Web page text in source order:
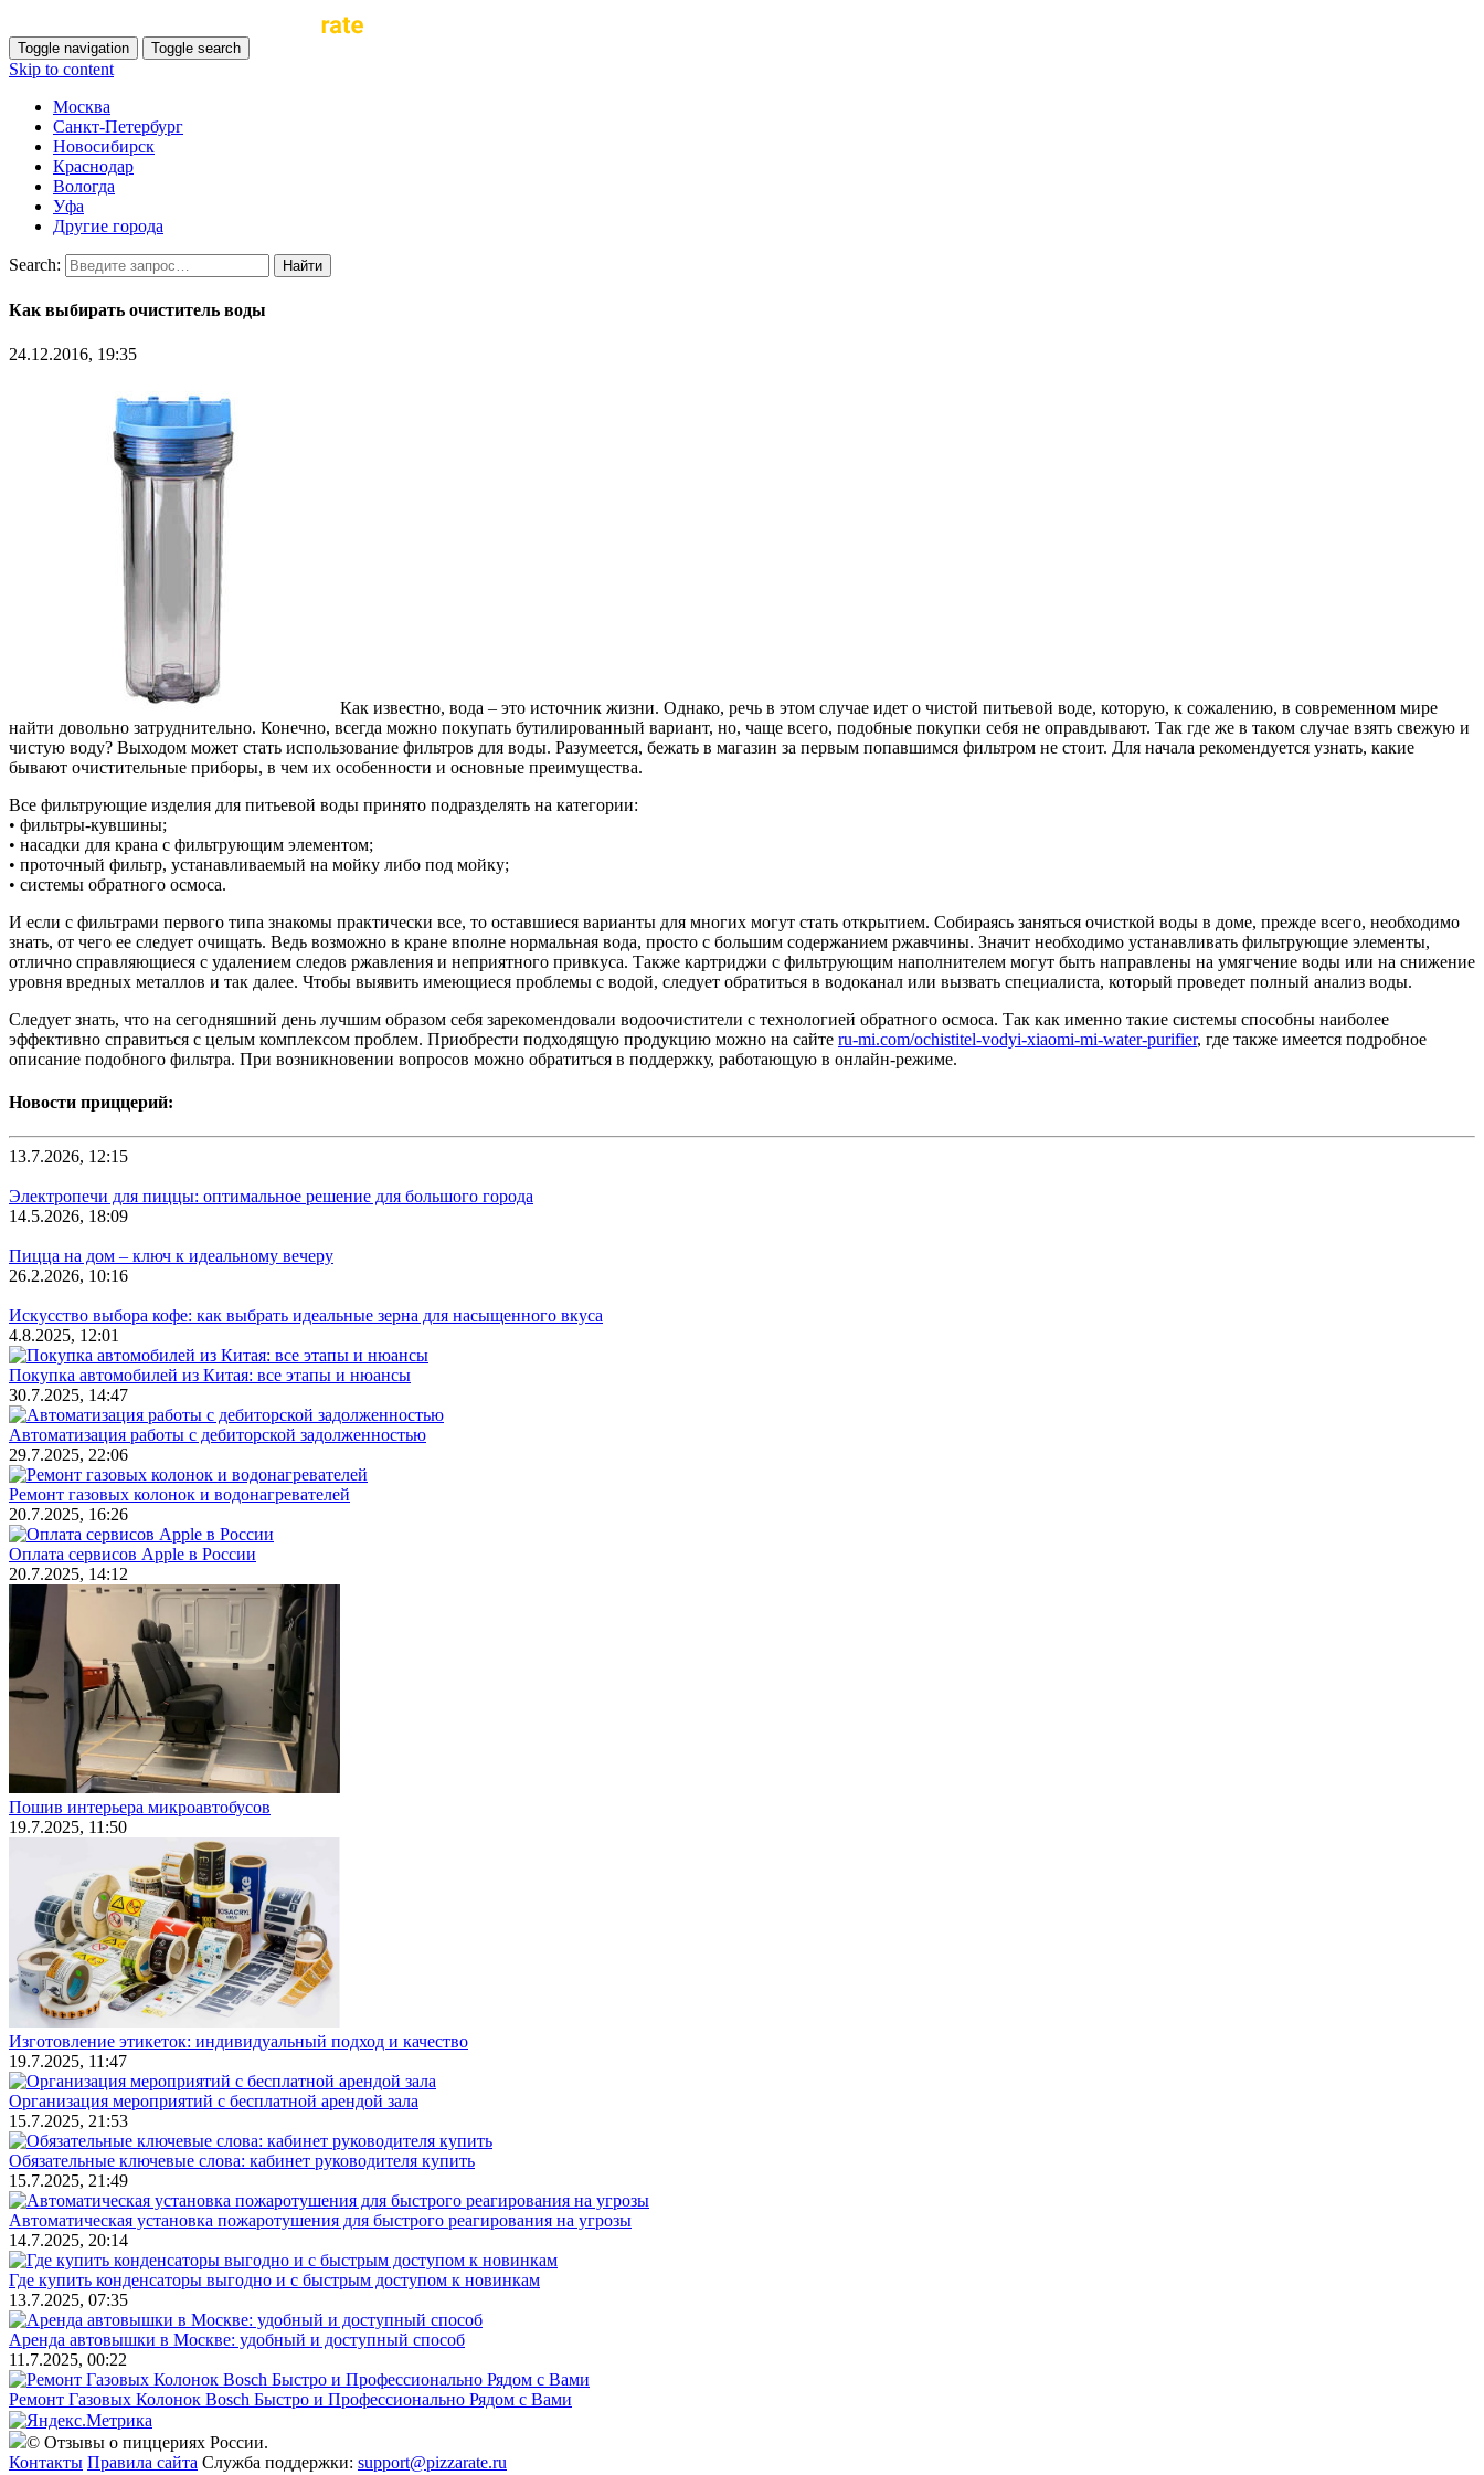
Toggle navigation Toggle search
Skip to content
Москва
Санкт-Петербург
Новосибирск
Краснодар
Вологда
Уфа
Другие города
Search:
Как выбирать очиститель воды
24.12.2016, 19:35
Как известно, вода – это источник жизни. Однако, речь в этом случае идет о чистой питьевой воде, которую, к сожалению, в современном мире
найти довольно затруднительно. Конечно, всегда можно покупать бутилированный вариант, но, чаще всего, подобные покупки себя не оправдывают. Так где же в таком случае взять свежую и
чистую воду? Выходом может стать использование фильтров для воды. Разумеется, бежать в магазин за первым попавшимся фильтром не стоит. Для начала рекомендуется узнать, какие
бывают очистительные приборы, в чем их особенности и основные преимущества.
Все фильтрующие изделия для питьевой воды принято подразделять на категории:
• фильтры-кувшины;
• насадки для крана с фильтрующим элементом;
• проточный фильтр, устанавливаемый на мойку либо под мойку;
• системы обратного осмоса.
И если с фильтрами первого типа знакомы практически все, то оставшиеся варианты для многих могут стать открытием. Собираясь заняться очисткой воды в доме, прежде всего, необходимо
знать, от чего ее следует очищать. Ведь возможно в кране вполне нормальная вода, просто с большим содержанием ржавчины. Значит необходимо устанавливать фильтрующие элементы,
отлично справляющиеся с удалением следов ржавления и неприятного привкуса. Также картриджи с фильтрующим наполнителем могут быть направлены на умягчение воды или на снижение
уровня вредных металлов и так далее. Чтобы выявить имеющиеся проблемы с водой, следует обратиться в водоканал или вызвать специалиста, который проведет полный анализ воды.
Следует знать, что на сегодняшний день лучшим образом себя зарекомендовали водоочистители с технологией обратного осмоса. Так как именно такие системы способны наиболее
эффективно справиться с целым комплексом проблем. Приобрести подходящую продукцию можно на сайте ru-mi.com/ochistitel-vodyi-xiaomi-mi-water-purifier, где также имеется подробное
описание подобного фильтра. При возникновении вопросов можно обратиться в поддержку, работающую в онлайн-режиме.
Новости приццерий:
13.7.2026, 12:15
Электропечи для пиццы: оптимальное решение для большого города
14.5.2026, 18:09
Пицца на дом – ключ к идеальному вечеру
26.2.2026, 10:16
Искусство выбора кофе: как выбрать идеальные зерна для насыщенного вкуса
4.8.2025, 12:01
Покупка автомобилей из Китая: все этапы и нюансы
30.7.2025, 14:47
Автоматизация работы с дебиторской задолженностью
29.7.2025, 22:06
Ремонт газовых колонок и водонагревателей
20.7.2025, 16:26
Оплата сервисов Apple в России
20.7.2025, 14:12
Пошив интерьера микроавтобусов
19.7.2025, 11:50
Изготовление этикеток: индивидуальный подход и качество
19.7.2025, 11:47
Организация мероприятий с бесплатной арендой зала
15.7.2025, 21:53
Обязательные ключевые слова: кабинет руководителя купить
15.7.2025, 21:49
Автоматическая установка пожаротушения для быстрого реагирования на угрозы
14.7.2025, 20:14
Где купить конденсаторы выгодно и с быстрым доступом к новинкам
13.7.2025, 07:35
Аренда автовышки в Москве: удобный и доступный способ
11.7.2025, 00:22
Ремонт Газовых Колонок Bosch Быстро и Профессионально Рядом с Вами
© Отзывы о пиццериях России.
Контакты Правила сайта Служба поддержки: support@pizzarate.ru